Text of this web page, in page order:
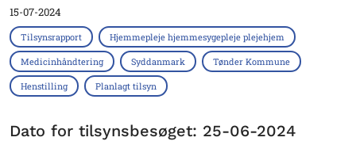
15-07-2024
Tilsynsrapport Hjemmepleje hjemmesygepleje plejehjem
Medicinhåndtering Syddanmark Tønder Kommune
Henstilling Planlagt tilsyn
Dato for tilsynsbesøget: 25-06-2024